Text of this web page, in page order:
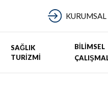
SAĞLIK
TURİZMİ
BİLİMSEL